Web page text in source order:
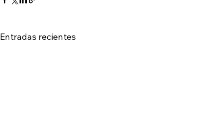
Entradas recientes